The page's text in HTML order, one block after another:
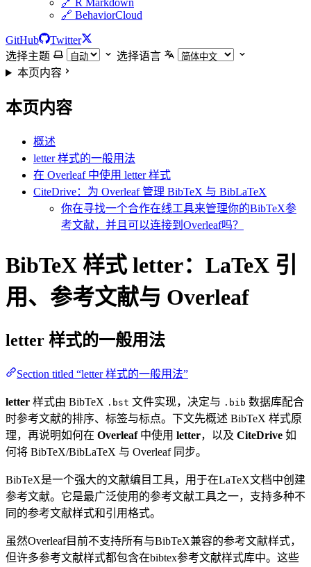
🔗 R Markdown
🔗 BehaviorCloud
GitHub
Twitter
选择主题
选择语言
本页内容
本页内容
概述
letter 样式的一般用法
在 Overleaf 中使用 letter 样式
CiteDrive：为 Overleaf 管理 BibTeX 与 BibLaTeX
你在寻找一个合作在线工具来管理你的BibTeX参
考文献，并且可以连接到Overleaf吗？
BibTeX 样式 letter：LaTeX 引
用、参考文献与 Overleaf
letter 样式的一般用法
Section titled “letter 样式的一般用法”
letter 样式由 BibTeX .bst 文件实现，决定与 .bib 数据库配合
时参考文献的排序、标签与标点。下文先概述 BibTeX 样式原
理，再说明如何在 Overleaf中使用 letter，以及 CiteDrive 如
何将 BibTeX/BibLaTeX 与 Overleaf 同步。
BibTeX是一个强大的文献编目工具，用于在LaTeX文档中创建
参考文献。它是最广泛使用的参考文献工具之一，支持多种不
同的参考文献样式和引用格式。
虽然Overleaf目前不支持所有与BibTeX兼容的参考文献样式，
但许多参考文献样式都包含在bibtex参考文献样式库中。这些